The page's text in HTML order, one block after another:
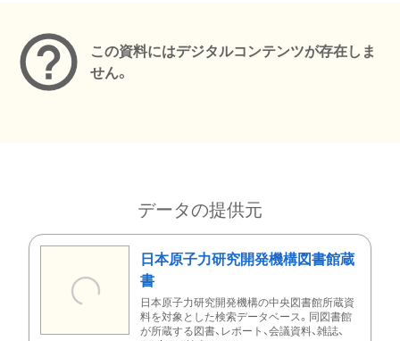
この資料にはデジタルコンテンツが存在しま
せん。
データの提供元
日本原子力研究開発機構図書館蔵
書
日本原子力研究開発機構の中央図書館所蔵資
料を対象とした検索データベース。同図書館
が所蔵する図書、レポート、会議資料、雑誌、